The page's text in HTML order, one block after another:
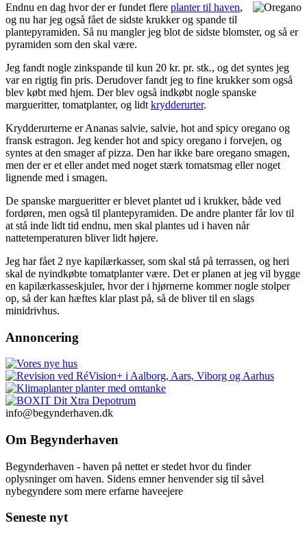
Endnu en dag hvor der er fundet flere planter til haven,
og nu har jeg også fået de sidste krukker og spande til
plantepyramiden. Så nu mangler jeg blot de sidste blomster, og så er
pyramiden som den skal være.
Jeg fandt nogle zinkspande til kun 20 kr. pr. stk., og det syntes jeg
var en rigtig fin pris. Derudover fandt jeg to fine krukker som også
blev købt med hjem. Der blev også indkøbt nogle spanske
margueritter, tomatplanter, og lidt krydderurter.
Krydderurterne er Ananas salvie, salvie, hot and spicy oregano og
fransk estragon. Jeg kender hot and spicy oregano i forvejen, og
syntes at den smager af pizza. Den har ikke bare oregano smagen,
men der er et eller andet med noget stærk tomatsmag eller noget
lignende med i smagen.
De spanske margueritter er blevet plantet ud i krukker, både ved
fordøren, men også til plantepyramiden. De andre planter får lov til
at stå inde lidt tid endnu, men skal plantes ud i haven når
nattetemperaturen bliver lidt højere.
Jeg har fået 2 nye kapilærkasser, som skal stå på terrassen, og heri
skal de nyindkøbte tomatplanter være. Det er planen at jeg vil bygge
en kapilærkasseskjuler, hvor der i hjørnerne kommer nogle stolper
op, så der kan hæftes klar plast på, så de bliver til en slags
minidrivhus.
Annoncering
info@begynderhaven.dk
Om Begynderhaven
Begynderhaven - haven på nettet er stedet hvor du finder
oplysninger om haven. Sidens emner henvender sig til såvel
nybegyndere som mere erfarne haveejere
Seneste nyt